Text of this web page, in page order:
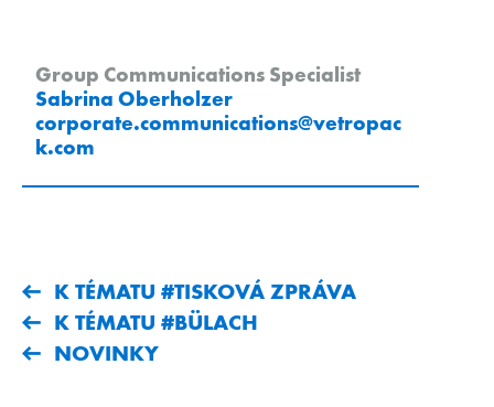
Group Communications Specialist
Sabrina Oberholzer
corporate.communications@vetropac
k.com
K TÉMATU #TISKOVÁ ZPRÁVA
K TÉMATU #BÜLACH
NOVINKY